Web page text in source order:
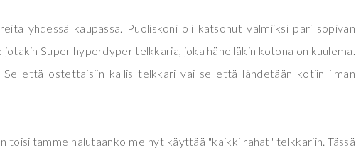
yhdessä kaupassa. Puoliskoni oli katsonut valmiiksi pari sopivan
jotakin Super hyperdyper telkkaria, joka hänelläkin kotona on kuulema.
että ostettaisiin kallis telkkari vai se että lähdetään kotiin ilman
toisiltamme halutaanko me nyt käyttää "kaikki rahat" telkkariin. Tässä